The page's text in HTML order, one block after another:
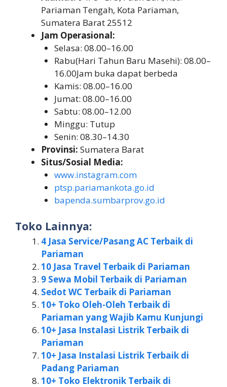
Pariaman Tengah, Kota Pariaman,
Sumatera Barat 25512
Jam Operasional:
Selasa: 08.00–16.00
Rabu(Hari Tahun Baru Masehi): 08.00–
16.00Jam buka dapat berbeda
Kamis: 08.00–16.00
Jumat: 08.00–16.00
Sabtu: 08.00–12.00
Minggu: Tutup
Senin: 08.30–14.30
Provinsi: Sumatera Barat
Situs/Sosial Media:
www.instagram.com
ptsp.pariamankota.go.id
bapenda.sumbarprov.go.id
Toko Lainnya:
4 Jasa Service/Pasang AC Terbaik di
Pariaman
10 Jasa Travel Terbaik di Pariaman
9 Sewa Mobil Terbaik di Pariaman
Sedot WC Terbaik di Pariaman
10+ Toko Oleh-Oleh Terbaik di
Pariaman yang Wajib Kamu Kunjungi
10+ Jasa Instalasi Listrik Terbaik di
Pariaman
10+ Jasa Instalasi Listrik Terbaik di
Padang Pariaman
10+ Toko Elektronik Terbaik di